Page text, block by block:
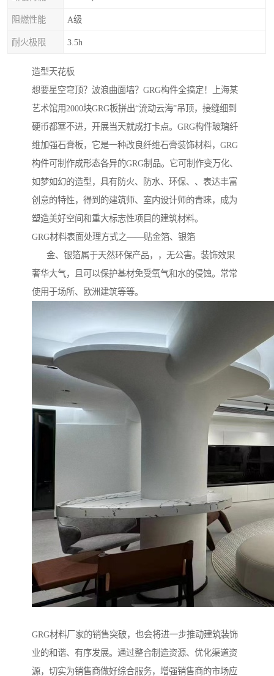
阻燃性能 A级
耐火极限 3.5h
‌造型天花板‌
想要星空穹顶？波浪曲面墙？GRG构件全搞定！上海某
艺术馆用2000块GRG板拼出“流动云海”吊顶，接缝细到
硬币都塞不进，开展当天就成打卡点。GRG构件玻璃纤
维加强石膏板，它是一种改良纤维石膏装饰材料，GRG
构件可制作成形态各异的GRG制品。它可制作变万化、
如梦如幻的造型，具有防火、防水、环保、、表达丰富
创意的特性，得到的建筑师、室内设计师的青睐，成为
塑造美好空间和重大标志性项目的建筑材料。
GRG材料表面处理方式之——贴金箔、银箔
金、银箔属于天然环保产品，，无公害。装饰效果
奢华大气，且可以保护基材免受氧气和水的侵蚀。常常
使用于场所、欧洲建筑等等。
GRG材料厂家的销售突破，也会将进一步推动建筑装饰
业的和谐、有序发展。通过整合制造资源、优化渠道资
源，切实为销售商做好综合服务，增强销售商的市场应